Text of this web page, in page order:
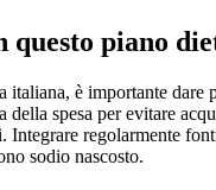
questo piano
italiana, è importante
spesa per evitare
Integrare regolarmente
sodio nascosto.